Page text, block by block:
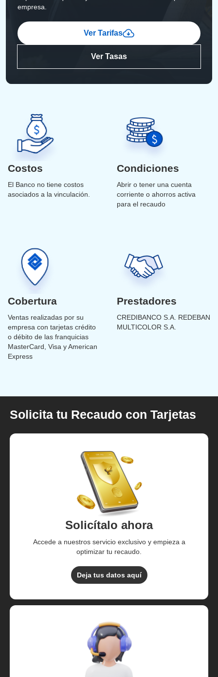
empresa.
Ver Tarifas
Ver Tasas
Costos
El Banco no tiene costos
asociados a la vinculación.
Condiciones
Abrir o tener una cuenta
corriente o ahorros activa
para el recaudo
Cobertura
Ventas realizadas por su
empresa con tarjetas crédito
o débito de las franquicias
MasterCard, Visa y American
Express
Prestadores
CREDIBANCO S.A. REDEBAN
MULTICOLOR S.A.
Solicita tu Recaudo con Tarjetas
Solicítalo ahora
Accede a nuestros servicio exclusivo y empieza a
optimizar tu recaudo.
Deja tus datos aquí